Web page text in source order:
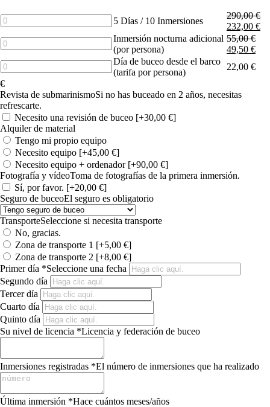
5
Days
/
10
Dives
cantidad
5 Días / 10 Inmersiones
290,00€
232,00 €
Additional
night
dive
(per
person)
cantidad
Inmersión nocturna adicional
(por persona)
55,00€
49,50 €
Diving
day
from
the
boat
(fee
per
person)
cantidad
Día de buceo desde el barco
(tarifa por persona)
22,00 €
€
Revista de submarinismoSi no has buceado en 2 años, necesitas
refrescarte.
Necesito una revisión de buceo [+30,00 €]
Alquiler de material
Tengo mi propio equipo
Necesito equipo [+45,00 €]
Necesito equipo + ordenador [+90,00 €]
Fotografía y vídeoToma de fotografías de la primera inmersión.
Sí, por favor. [+20,00 €]
Seguro de buceoEl seguro es obligatorio
TransporteSeleccione si necesita transporte
No, gracias.
Zona de transporte 1 [+5,00 €]
Zona de transporte 2 [+8,00 €]
Primer día *Seleccione una fecha
Segundo día
Tercer día
Cuarto día
Quinto día
Su nivel de licencia *Licencia y federación de buceo
Inmersiones registradas *El número de inmersiones que ha realizado
Última inmersión *Hace cuántos meses/años